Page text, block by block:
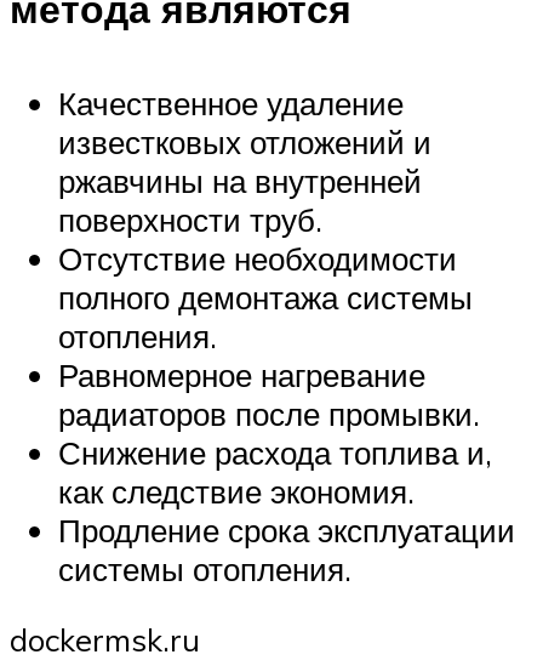
Качественное удаление
известковых отложений и
ржавчины на внутренней
поверхности труб.
Отсутствие необходимости
полного демонтажа системы
отопления.
Равномерное нагревание
радиаторов после промывки.
Снижение расхода топлива и,
как следствие экономия.
Продление срока эксплуатации
системы отопления.
dockermsk.ru